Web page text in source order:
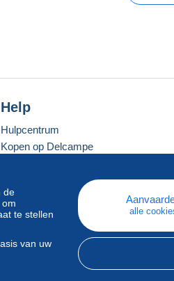
de
te stellen
van uw
alle
Help
Hulpcentrum
Kopen op Delcampe
Een beveiligde website